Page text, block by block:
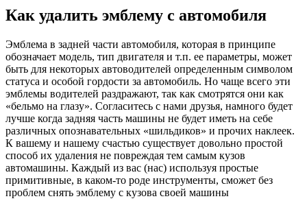
Как удалить эмблему с автомобиля
Эмблема в задней части автомобиля, которая в принципе
обозначает модель, тип двигателя и т.п. ее параметры, может
быть для некоторых автоводителей определенным символом
статуса и особой гордости за автомобиль. Но чаще всего эти
эмблемы водителей раздражают, так как смотрятся они как
«бельмо на глазу». Согласитесь с нами друзья, намного будет
лучше когда задняя часть машины не будет иметь на себе
различных опознавательных «шильдиков» и прочих наклеек.
К вашему и нашему счастью существует довольно простой
способ их удаления не повреждая тем самым кузов
автомашины. Каждый из вас (нас) используя простые
примитивные, в каком-то роде инструменты, сможет без
проблем снять эмблему с кузова своей машины